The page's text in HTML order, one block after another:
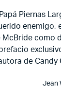
Piernas
enemigo,
McBride como
de Candy
Jean